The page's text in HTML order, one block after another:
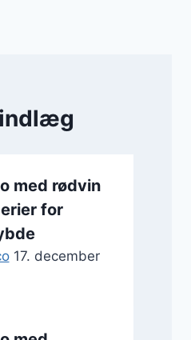
med rødvin
for
17. december